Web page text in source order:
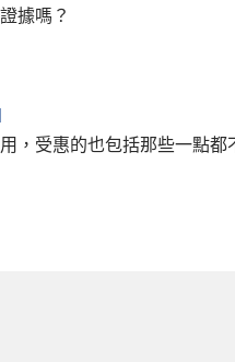
據嗎？
，受惠的也包括那些一點都